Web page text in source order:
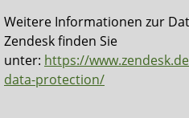
Weitere Informationen zur
Zendesk finden Sie
unter: https://
data-protection/